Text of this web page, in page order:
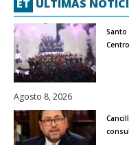
ET ÚLTIMAS
Santo
Agosto 8, 2026